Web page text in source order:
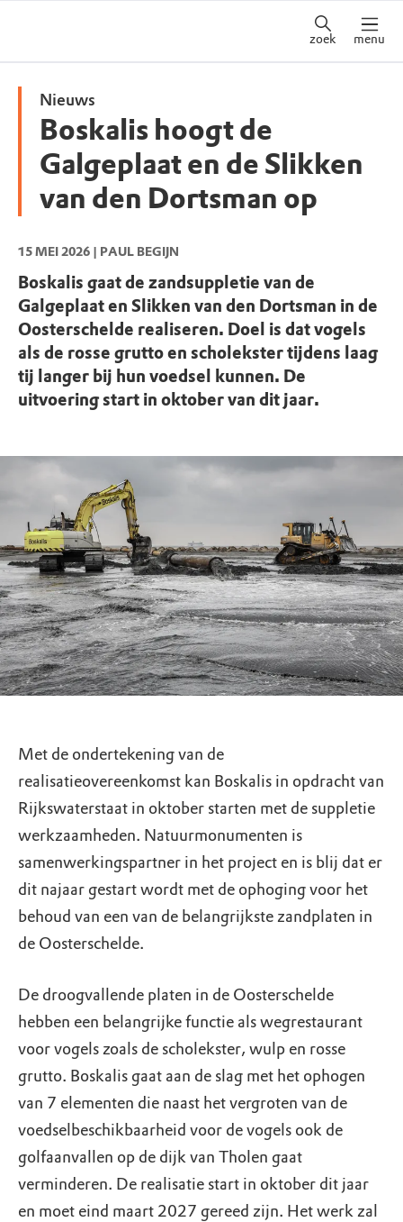
zoek menu
Nieuws
Boskalis hoogt de
Galgeplaat en de Slikken
van den Dortsman op
15 MEI 2026 | PAUL BEGIJN
Boskalis gaat de zandsuppletie van de
Galgeplaat en Slikken van den Dortsman in de
Oosterschelde realiseren. Doel is dat vogels
als de rosse grutto en scholekster tijdens laag
tij langer bij hun voedsel kunnen. De
uitvoering start in oktober van dit jaar.
Met de ondertekening van de
realisatieovereenkomst kan Boskalis in opdracht van
Rijkswaterstaat in oktober starten met de suppletie
werkzaamheden. Natuurmonumenten is
samenwerkingspartner in het project en is blij dat er
dit najaar gestart wordt met de ophoging voor het
behoud van een van de belangrijkste zandplaten in
de Oosterschelde.
De droogvallende platen in de Oosterschelde
hebben een belangrijke functie als wegrestaurant
voor vogels zoals de scholekster, wulp en rosse
grutto. Boskalis gaat aan de slag met het ophogen
van 7 elementen die naast het vergroten van de
voedselbeschikbaarheid voor de vogels ook de
golfaanvallen op de dijk van Tholen gaat
verminderen. De realisatie start in oktober dit jaar
en moet eind maart 2027 gereed zijn. Het werk zal